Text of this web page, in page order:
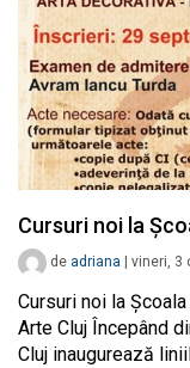
Cursuri noi la
de adriana vineri, 3
Cursuri noi la
Arte Cluj Începând
Cluj inaugurează